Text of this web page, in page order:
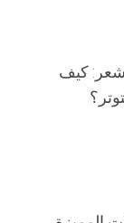
كيف